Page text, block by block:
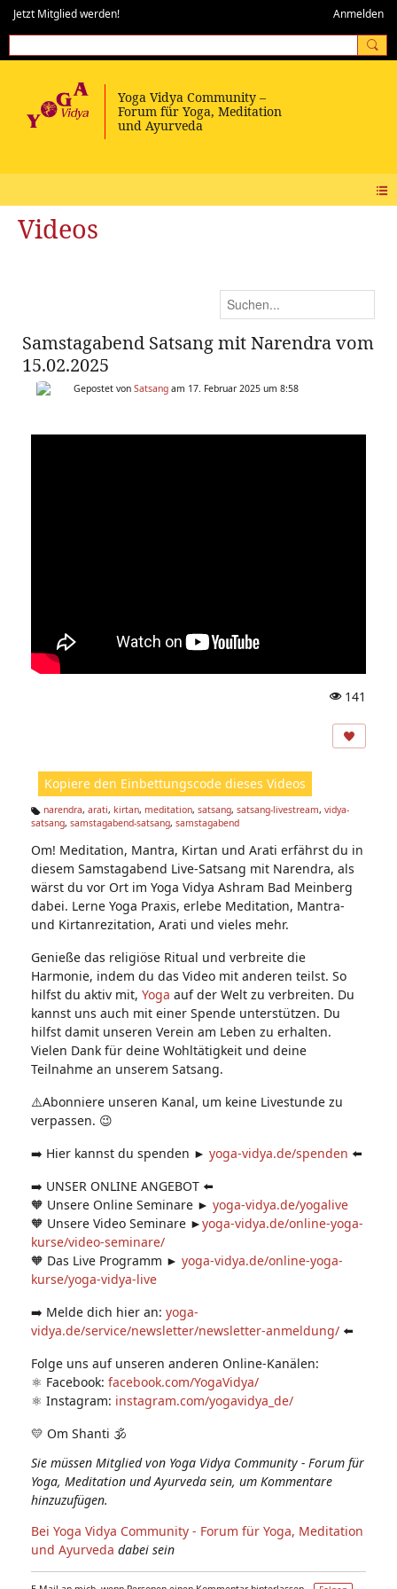
Jetzt Mitglied werden! Anmelden
Videos
Samstagabend Satsang mit Narendra vom
15.02.2025
Gepostet von Satsang am 17. Februar 2025 um 8:58
ic
n:
141
Kopiere den Einbettungscode dieses Videos
Ta
s:
narendra, arati, kirtan, meditation, satsang, satsang-livestream, vidya-
satsang, samstagabend-satsang, samstagabend
Om! Meditation, Mantra, Kirtan und Arati erfährst du in
diesem Samstagabend Live-Satsang mit Narendra, als
wärst du vor Ort im Yoga Vidya Ashram Bad Meinberg
dabei. Lerne Yoga Praxis, erlebe Meditation, Mantra-
und Kirtanrezitation, Arati und vieles mehr.
Genieße das religiöse Ritual und verbreite die
Harmonie, indem du das Video mit anderen teilst. So
hilfst du aktiv mit, Yoga auf der Welt zu verbreiten. Du
kannst uns auch mit einer Spende unterstützen. Du
hilfst damit unseren Verein am Leben zu erhalten.
Vielen Dank für deine Wohltätigkeit und deine
Teilnahme an unserem Satsang.
⚠️Abonniere unseren Kanal, um keine Livestunde zu
verpassen. 😉
➡️ Hier kannst du spenden ► yoga-vidya.de/spenden ⬅️
➡️ UNSER ONLINE ANGEBOT ⬅️
🧡 Unsere Online Seminare ► yoga-vidya.de/yogalive
🧡 Unsere Video Seminare ►yoga-vidya.de/online-yoga-
kurse/video-seminare/
🧡 Das Live Programm ► yoga-vidya.de/online-yoga-
kurse/yoga-vidya-live
➡️ Melde dich hier an: yoga-
vidya.de/service/newsletter/newsletter-anmeldung/ ⬅️
Folge uns auf unseren anderen Online-Kanälen:
⚛️ Facebook: facebook.com/YogaVidya/
⚛️ Instagram: instagram.com/yogavidya_de/
💛 Om Shanti 🕉
Sie müssen Mitglied von Yoga Vidya Community - Forum für
Yoga, Meditation und Ayurveda sein, um Kommentare
hinzuzufügen.
Bei Yoga Vidya Community - Forum für Yoga, Meditation
und Ayurveda dabei sein